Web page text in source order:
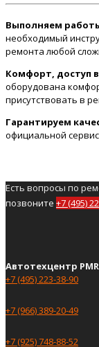
Выполняем
необходимый
ремонта любой
Комфорт, доступ
оборудована
присутствовать в
Гарантируем
официальной
Есть вопросы по
позвоните +7 (495)
Автотехцентр
+7 (495) 223-38-90
+7 (966) 389-20-49
+7 (925) 748-88-52